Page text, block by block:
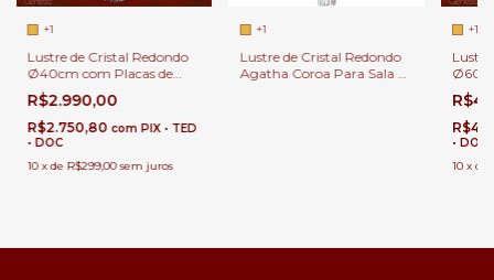
+1
Lustre de Cristal Redondo
Ø40cm com Placas de
Cristal para Sala de Estar e
Jantar
R$2.990,00
R$2.750,80 com PIX • TED
• DOC
10 xde R$299,00 sem juros
+1
Lustre de Cristal Redondo
Agatha Coroa Para Sala de
+1
• DOC
10 x de